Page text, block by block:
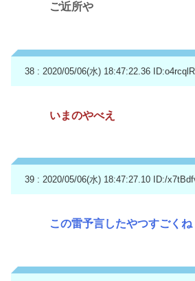
ご近所や
38 : 2020/05/06(水) 18:47:22.36
いまのやべえ
39 : 2020/05/06(水) 18:47:27.10 ID:/
この雷予言したやつすごく